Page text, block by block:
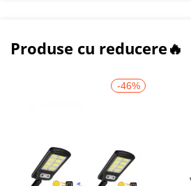
Produse cu reducere🔥
-46%